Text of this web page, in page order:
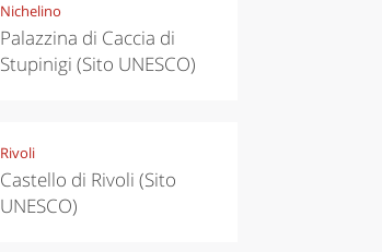
Nichelino
Palazzina di Caccia di
Stupinigi (Sito UNESCO)
Rivoli
Castello di Rivoli (Sito
UNESCO)